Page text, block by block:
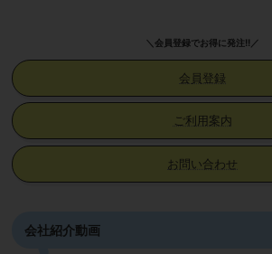
＼会員登録でお得に発注!!／
会員登録
ご利用案内
お問い合わせ
会社紹介動画